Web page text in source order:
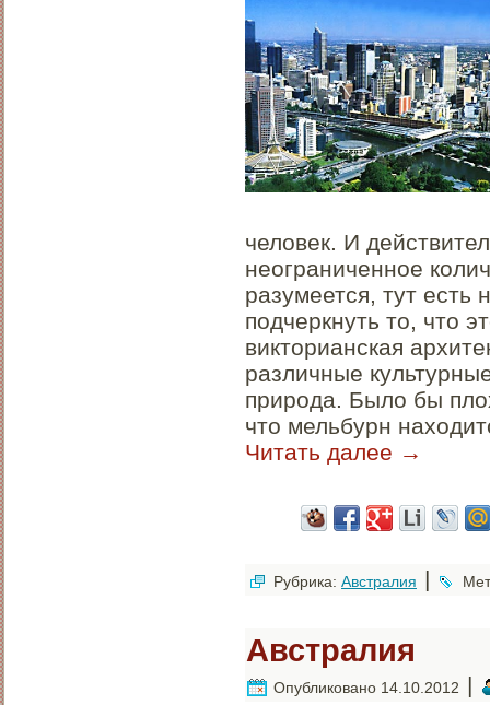
человек. И
неограниченное
разумеется, тут есть
подчеркнуть то, что
викторианская
различные
природа. Было бы
что мельбурн
Читать далее →
Рубрика: Австралия |
Австралия
Опубликовано 14.10.2012 |